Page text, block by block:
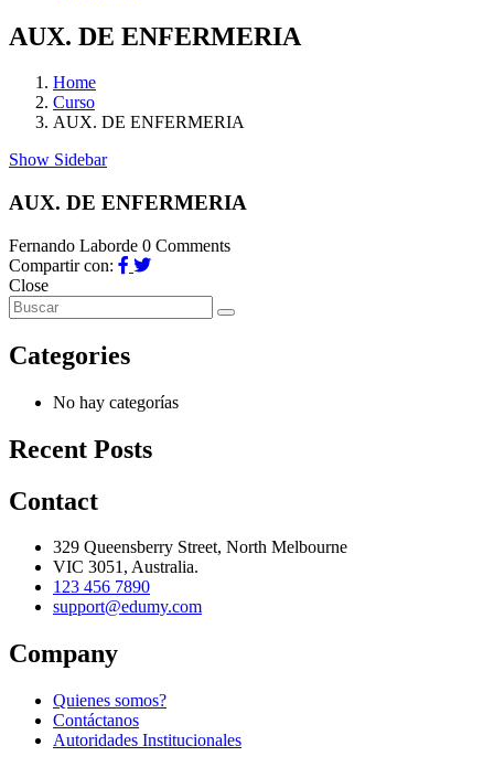
AUX. DE ENFERMERIA
Home
Curso
AUX. DE ENFERMERIA
Show Sidebar
AUX. DE ENFERMERIA
Fernando Laborde 0 Comments
Compartir con:
Close
Categories
No hay categorías
Recent Posts
Contact
329 Queensberry Street, North Melbourne
VIC 3051, Australia.
123 456 7890
support@edumy.com
Company
Quienes somos?
Contáctanos
Autoridades Institucionales